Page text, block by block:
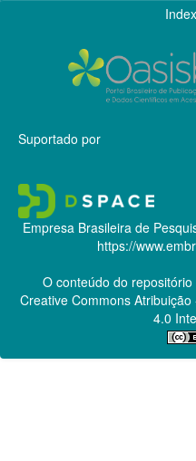
Suportado por
Empresa Brasileira de
https://
O conteúdo do
Creative CommonsAtribuição
4.0